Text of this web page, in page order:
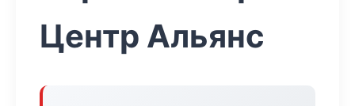
Центр Альянс